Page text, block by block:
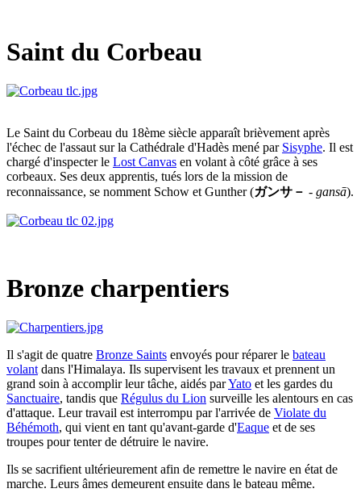
Saint du Corbeau
Le Saint du Corbeau du 18ème siècle apparaît brièvement après
l'échec de l'assaut sur la Cathédrale d'Hadès mené par Sisyphe. Il est
chargé d'inspecter le Lost Canvas en volant à côté grâce à ses
corbeaux. Ses deux apprentis, tués lors de la mission de
reconnaissance, se nomment Schow et Gunther (ガンサ－ - gansā).
Bronze charpentiers
Il s'agit de quatre Bronze Saints envoyés pour réparer le bateau
volant dans l'Himalaya. Ils supervisent les travaux et prennent un
grand soin à accomplir leur tâche, aidés parYato et les gardes du
Sanctuaire, tandis que Régulus du Lion surveille les alentours en cas
d'attaque. Leur travail est interrompu par l'arrivée de Violate du
Béhémoth, qui vient en tant qu'avant-garde d'Eaque et de ses
troupes pour tenter de détruire le navire.
Ils se sacrifient ultérieurement afin de remettre le navire en état de
marche. Leurs âmes demeurent ensuite dans le bateau même.